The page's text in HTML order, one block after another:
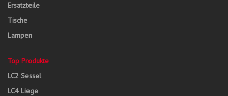
Ersatzteile
Tische
Lampen
Top Produkte
LC2 Sessel
LC4 Liege